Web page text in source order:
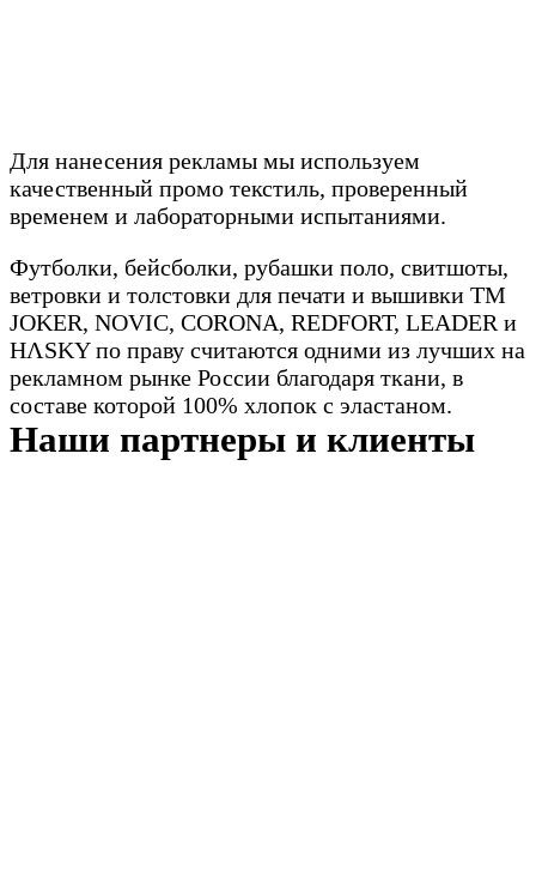
Для нанесения рекламы мы используем
качественный промо текстиль, проверенный
временем и лабораторными испытаниями.
Футболки, бейсболки, рубашки поло, свитшоты,
ветровки и толстовки для печати и вышивки TM
JOKER, NOVIC, CORONA, REDFORT, LEADER и
HΛSKY по праву считаются одними из лучших на
рекламном рынке России благодаря ткани, в
составе которой 100% хлопок с эластаном.
Наши партнеры и клиенты